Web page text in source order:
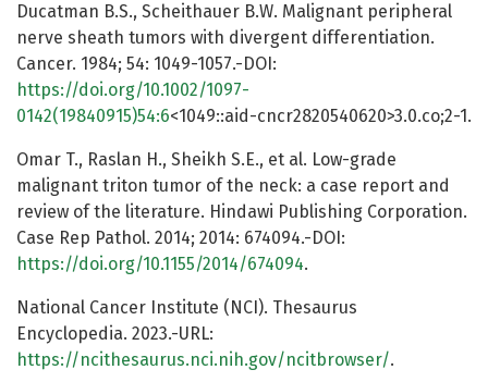
Ducatman B.S., Scheithauer B.W. Malignant peripheral
nerve sheath tumors with divergent differentiation.
Cancer. 1984; 54: 1049-1057.-DOI:
https://doi.org/10.1002/1097-
0142(19840915)54:6<1049::aid-cncr2820540620>3.0.co;2-1.
Omar T., Raslan H., Sheikh S.E., et al. Low-grade
malignant triton tumor of the neck: a case report and
review of the literature. Hindawi Publishing Corporation.
Case Rep Pathol. 2014; 2014: 674094.-DOI:
https://doi.org/10.1155/2014/674094.
National Cancer Institute (NCI). Thesaurus
Encyclopedia. 2023.-URL:
https://ncithesaurus.nci.nih.gov/ncitbrowser/.